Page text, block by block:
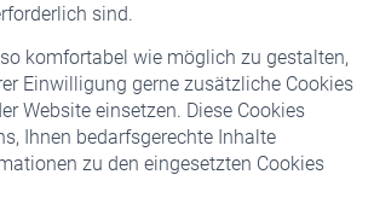
sind.
komfortabel wie möglich zu gestalten,
Einwilligung gerne zusätzliche Cookies
Website einsetzen. Diese Cookies
Ihnen bedarfsgerechte Inhalte
zu den eingesetzten Cookies